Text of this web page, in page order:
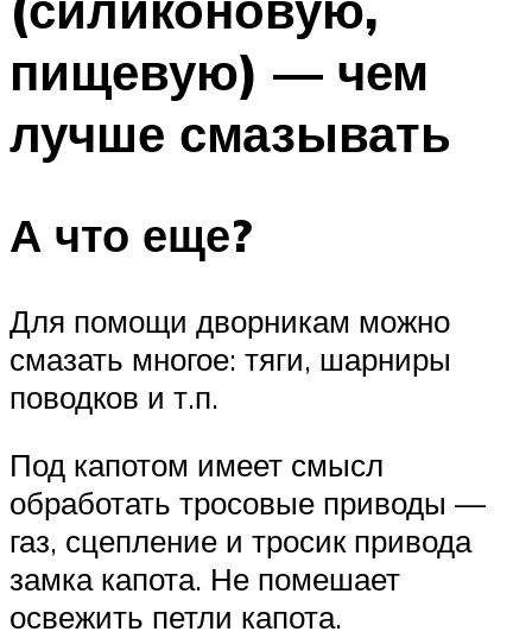
пищевую) — чем
лучше смазывать
А что еще?
Для помощи дворникам можно
смазать многое: тяги, шарниры
поводков и т.п.
Под капотом имеет смысл
обработать тросовые приводы —
газ, сцепление и тросик привода
замка капота. Не помешает
освежить петли капота.